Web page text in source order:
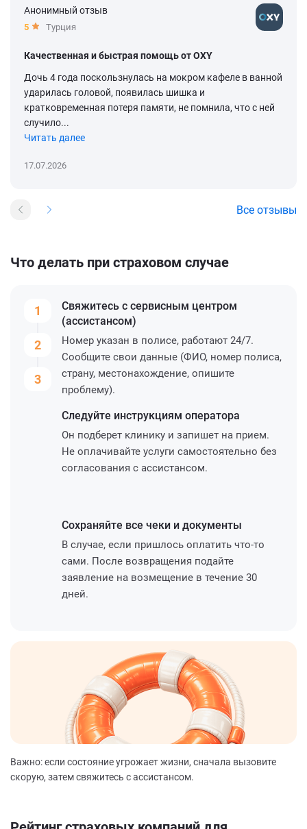
Анонимный отзыв
5 Турция
Качественная и быстрая помощь от OXY
Дочь 4 года поскользнулась на мокром кафеле в ванной
ударилась головой, появилась шишка и
кратковременная потеря памяти, не помнила, что с ней
случило...
Читать далее
17.07.2026
Все отзывы
Что делать при страховом случае
1
2
3
Свяжитесь с сервисным центром
(ассистансом)
Номер указан в полисе, работают 24/7.
Сообщите свои данные (ФИО, номер полиса,
страну, местонахождение, опишите
проблему).
Следуйте инструкциям оператора
Он подберет клинику и запишет на прием.
Не оплачивайте услуги самостоятельно без
согласования с ассистансом.
Сохраняйте все чеки и документы
В случае, если пришлось оплатить что-то
сами. После возвращения подайте
заявление на возмещение в течение 30
дней.
Важно: если состояние угрожает жизни, сначала вызовите
скорую, затем свяжитесь с ассистансом.